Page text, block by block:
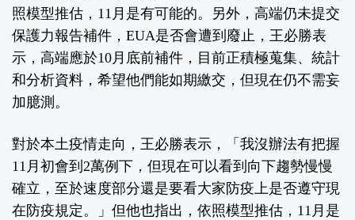
照模型推估，11月是有可能的。另外，高端仍未提交
保護力報告補件，EUA是否會遭到廢止，王必勝表
示，高端應於10月底前補件，目前正積極蒐集、統計
和分析資料，希望他們能如期繳交，但現在仍不需妄
加臆測。
對於本土疫情走向，王必勝表示，「我沒辦法有把握
11月初會到2萬例下，但現在可以看到向下趨勢慢慢
確立，至於速度部分還是要看大家防疫上是否遵守現
在防疫規定。」但他也指出，依照模型推估，11月是